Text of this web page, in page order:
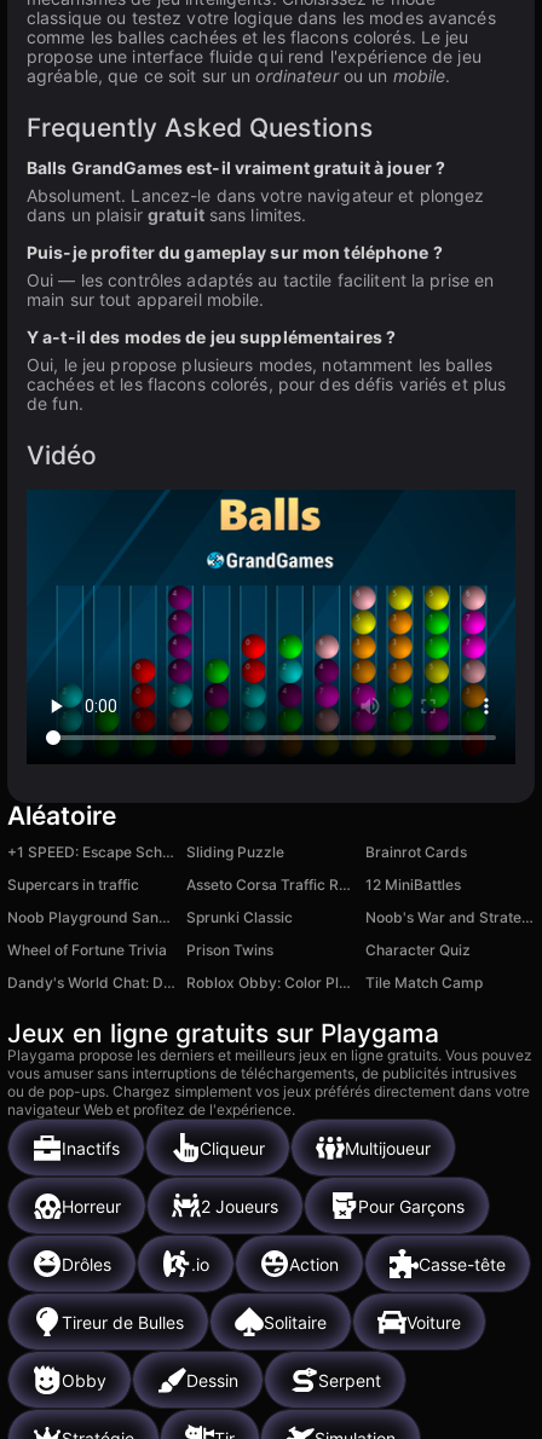
classique ou testez votre logique dans les modes avancés
comme les balles cachées et les flacons colorés. Le jeu
propose une interface fluide qui rend l'expérience de jeu
agréable, que ce soit sur unordinateurou un mobile.
Frequently Asked Questions
Balls GrandGames est-il vraiment gratuit à jouer ?
Absolument. Lancez-le dans votre navigateur et plongez
dans un plaisir gratuitsans limites.
Puis-je profiter du gameplay sur mon téléphone ?
Oui — les contrôles adaptés au tactile facilitent la prise en
main sur tout appareil mobile.
Y a-t-il des modes de jeu supplémentaires ?
Oui, le jeu propose plusieurs modes, notamment les balles
cachées et les flacons colorés, pour des défis variés et plus
de fun.
Vidéo
Aléatoire
+1 SPEED: Escape School Sliding Puzzle
Brainrot Cards
Supercars in traffic
Asseto Corsa Traffic Racer
12 MiniBattles
Noob Playground Sandbox Mod
Sprunki Classic
Noob's War and Strategy against Zombies
Wheel of Fortune Trivia
Prison Twins
Character Quiz
Dandy's World Chat: Dandy Messenger
Roblox Obby: Color Platforms Tile Match Camp
Jeux en ligne gratuits sur Playgama
Playgama propose les derniers et meilleurs jeux en ligne gratuits. Vous pouvez
vous amuser sans interruptions de téléchargements, de publicités intrusives
ou de pop-ups. Chargez simplement vos jeux préférés directement dans votre
navigateur Web et profitez de l'expérience.
Inactifs Cliqueur Multijoueur
Horreur 2 Joueurs Pour Garçons
Drôles .io Action Casse-tête
Tireur de Bulles Solitaire Voiture
Obby Dessin Serpent